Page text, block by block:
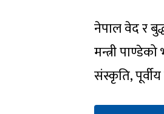
नेपाल वेद र
मन्त्री
संस्कृति,